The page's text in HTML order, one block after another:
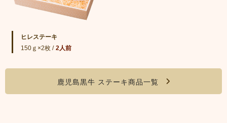
ヒレステーキ
150ｇ×2枚 / 2人前
鹿児島黒牛 ステーキ商品一覧